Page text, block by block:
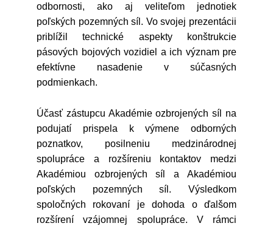
odbornosti, ako aj veliteľom jednotiek
poľských pozemných síl. Vo svojej prezentácii
priblížil technické aspekty konštrukcie
pásových bojových vozidiel a ich význam pre
efektívne nasadenie v súčasných
podmienkach.
Účasť zástupcu Akadémie ozbrojených síl na
podujatí prispela k výmene odborných
poznatkov, posilneniu medzinárodnej
spolupráce a rozšíreniu kontaktov medzi
Akadémiou ozbrojených síl a Akadémiou
poľských pozemných síl. Výsledkom
spoločných rokovaní je dohoda o ďalšom
rozšírení vzájomnej spolupráce. V rámci